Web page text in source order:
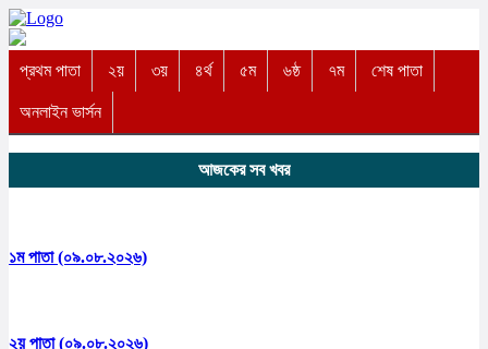
প্রথম পাতা ২য় ৩য় ৪র্থ ৫ম ৬ষ্ঠ ৭ম শেষ পাতা
অনলাইন ভার্সন
আজকের সব খবর
১ম পাতা (০৯.০৮.২০২৬)
২য় পাতা (০৯.০৮.২০২৬)